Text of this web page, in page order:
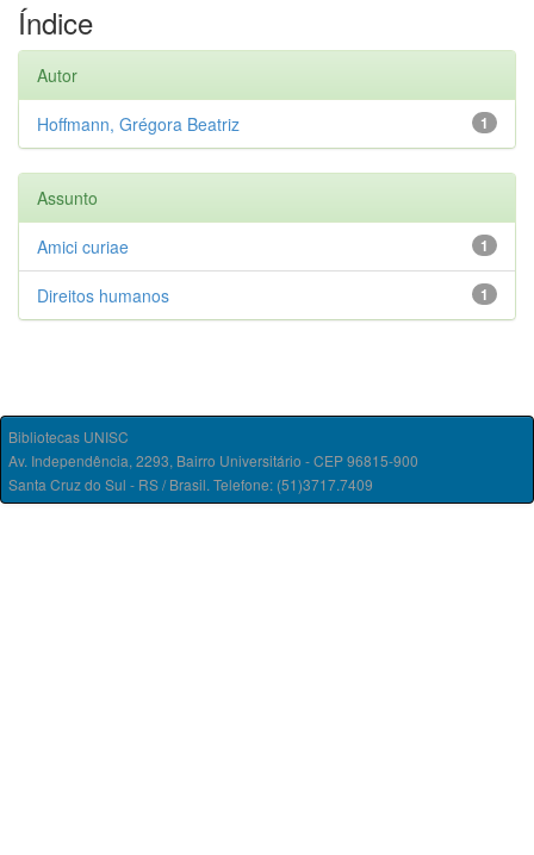
Índice
Autor
1
Hoffmann, Grégora Beatriz
Assunto
1
Amici curiae
1
Direitos humanos
Bibliotecas UNISC
Av. Independência, 2293, Bairro Universitário - CEP 96815-900
Santa Cruz do Sul - RS / Brasil. Telefone: (51)3717.7409